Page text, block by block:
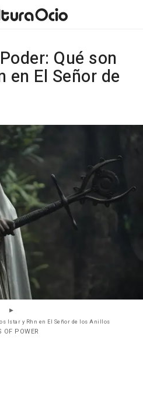
Qué son
en El Señor de
Istar y Rhn en El Señor de los Anillos
OF POWER